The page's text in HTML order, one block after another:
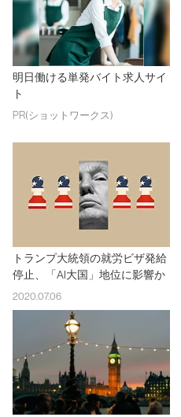
明日働ける単発バイト求人サイ
ト
PR(ショットワークス)
トランプ大統領の就労ビザ発給
停止、「AI大国」地位に影響か
2020.07.06